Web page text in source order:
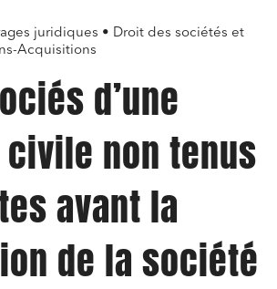
juridiques • Droit des sociétés et
Acquisitions
d’une
non tenus
avant la
de la société